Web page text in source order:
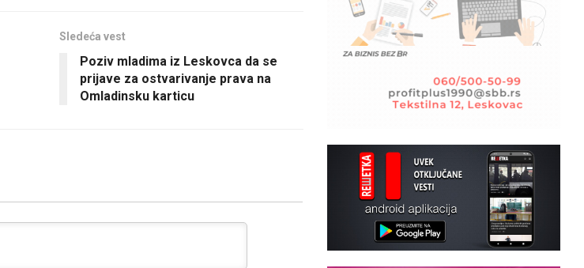
Sledeća vest
Poziv mladima iz Leskovca da se
prijave za ostvarivanje prava na
Omladinsku karticu